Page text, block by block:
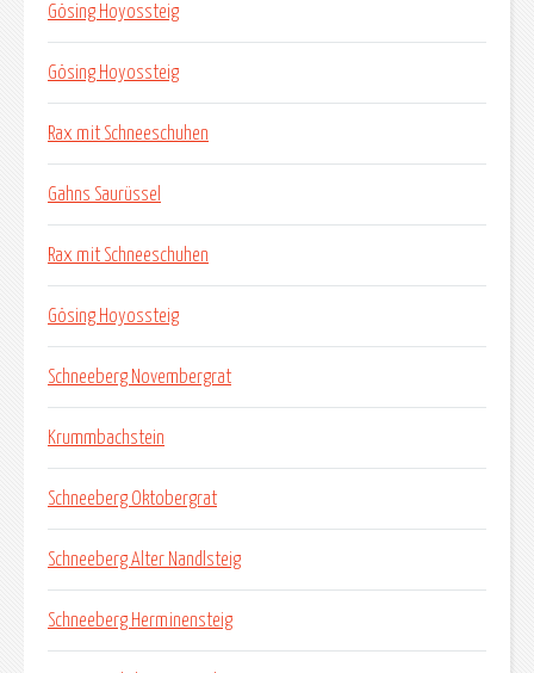
Gösing Hoyossteig
Gösing Hoyossteig
Rax mit Schneeschuhen
Gahns Saurüssel
Rax mit Schneeschuhen
Gösing Hoyossteig
Schneeberg Novembergrat
Krummbachstein
Schneeberg Oktobergrat
Schneeberg Alter Nandlsteig
Schneeberg Herminensteig